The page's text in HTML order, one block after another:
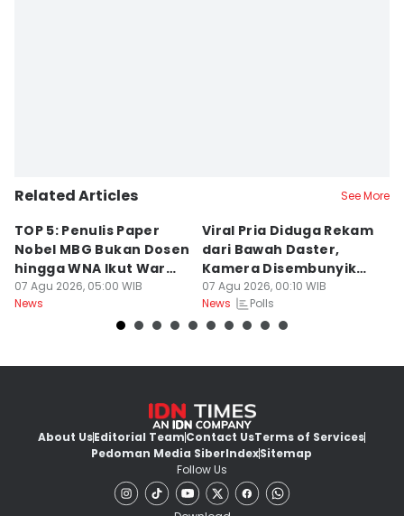
Related Articles See More
TOP 5: Penulis Paper
Nobel MBG Bukan Dosen
hingga WNA Ikut War
Tiket HUT RI
07 Agu 2026, 05:00 WIB
News
Viral Pria Diduga Rekam
dari Bawah Daster,
Kamera Disembunyikan
di Sandal
07 Agu 2026, 00:10 WIB
News
Polls
About UsEditorial TeamContact UsTerms of Services
Pedoman Media SiberIndexSitemap
Follow Us